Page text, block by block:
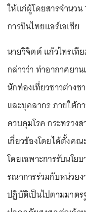
ให้แก่ผู้โดยสารจำนวน
การบินไทยแอร์เอเชีย
นายวิจิตต์ แก้วไทรเที
กล่าวว่า ท่าอากาศยา
นักท่องเที่ยวชาวต่างช
และบุคลากร ภายใต้ก
ควบคุมโรค กระทรวง
เกี่ยวข้องโดยได้ตั้งคณ
โดยเฉพาะการรับนโย
รณาการร่วมกับหน่วย
ปฏิบัติเป็นไปตามมาต